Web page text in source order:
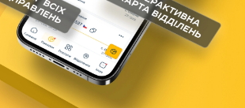
Страхові послуги
Каталог «Укрпошта Маркет»